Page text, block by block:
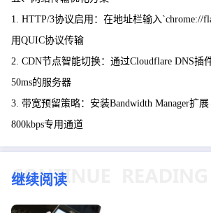
1. HTTP/3协议启用：在地址栏输入`chrome://
用QUIC协议传输
2. CDN节点智能切换：通过Cloudflare DNS
50ms的服务器
3. 带宽预留策略：安装Bandwidth Manager扩
800kbps专用通道
继续阅读